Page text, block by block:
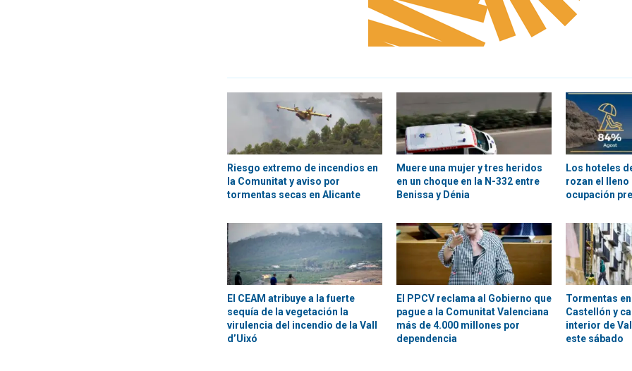
Riesgo extremo de incendios en
la Comunitat y aviso por
tormentas secas en Alicante
Muere una mujer y tres heridos
en un choque en la N-332 entre
Benissa y Dénia
Los hoteles
rozan el lleno
ocupación
El CEAM atribuye a la fuerte
sequía de la vegetación la
virulencia del incendio de la Vall
d’Uixó
El PPCV reclama al Gobierno que
pague a la Comunitat Valenciana
más de 4.000 millones por
dependencia
Tormentas
Castellón y
interior de
este sábado